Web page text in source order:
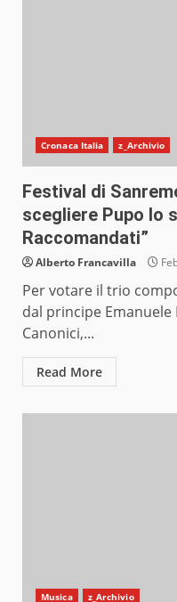
Cronaca Italia z_Archivio
Festival di
scegliere Pupo lo
Raccomandati”
Alberto Francavilla
Per votare il trio
dal principe
Canonici,...
Read More
Musica z_Archivio